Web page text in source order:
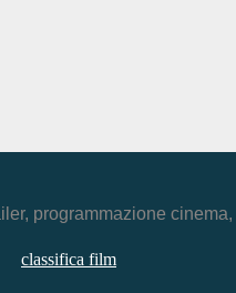
programmazione
classifica film